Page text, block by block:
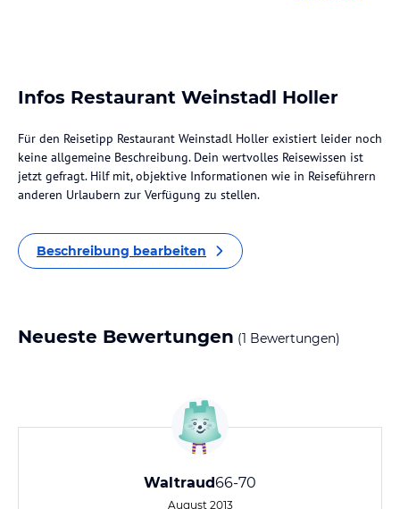
Infos Restaurant Weinstadl Holler
Für den Reisetipp Restaurant Weinstadl Holler existiert leider noch
keine allgemeine Beschreibung. Dein wertvolles Reisewissen ist
jetzt gefragt. Hilf mit, objektive Informationen wie in Reiseführern
anderen Urlaubern zur Verfügung zu stellen.
Beschreibung bearbeiten
Neueste Bewertungen (1 Bewertungen)
Waltraud66-70
August 2013